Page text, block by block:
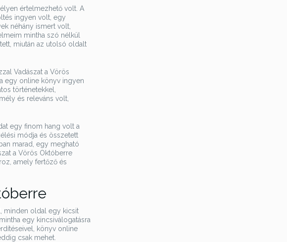
értelmezhető volt. A
ingyen volt, egy
néhány ismert volt,
mintha szó nélkül
miután az utolsó oldalt
Vadászat a Vörös
egy online könyv ingyen
történetekkel,
és releváns volt,
egy finom hang volt a
módja és összetett
marad, egy megható
a Vörös Októberre
amely fertőző és
minden oldal egy kicsit
egy kincsiválogatásra
könyv online
csak mehet.